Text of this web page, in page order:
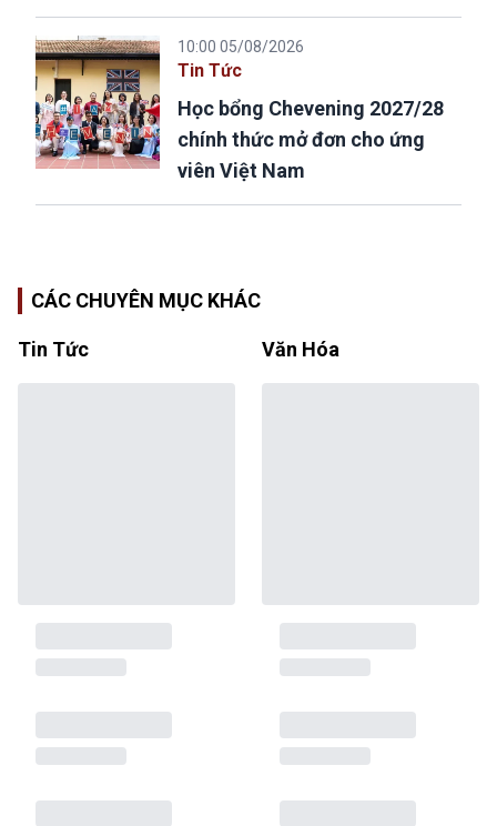
10:00 05/08/2026
Tin Tức
Học bổng Chevening 2027/28
chính thức mở đơn cho ứng
viên Việt Nam
CÁC CHUYÊN MỤC KHÁC
Tin Tức Văn Hóa